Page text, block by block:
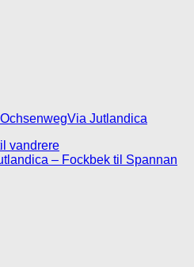
OchsenwegVia Jutlandica
vandrere
– Fockbek til Spannan